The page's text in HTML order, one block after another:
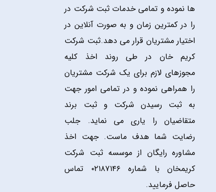
ها نموده و تمامی خدمات ثبت شرکت در
را در کمترین زمان و به صورت آنلاین در
اختیار مشتریان قرار می دهد.ثبت شرکت
کریم خان در طی روند اخذ کلیه
مجوزهای لازم برای یک شرکت مشتریان
را همراهی نموده و در تمامی امور جهت
به ثبت رسیدن شرکت و ثبت برند
متقاضیان را یاری می نماید. جلب
رضایت شما هدف ماست. جهت اخذ
مشاوره رایگان از موسسه ثبت شرکت
کریمخان با شماره ۰۲۱۸۷۱۴۶ تماس
حاصل فرمایید.